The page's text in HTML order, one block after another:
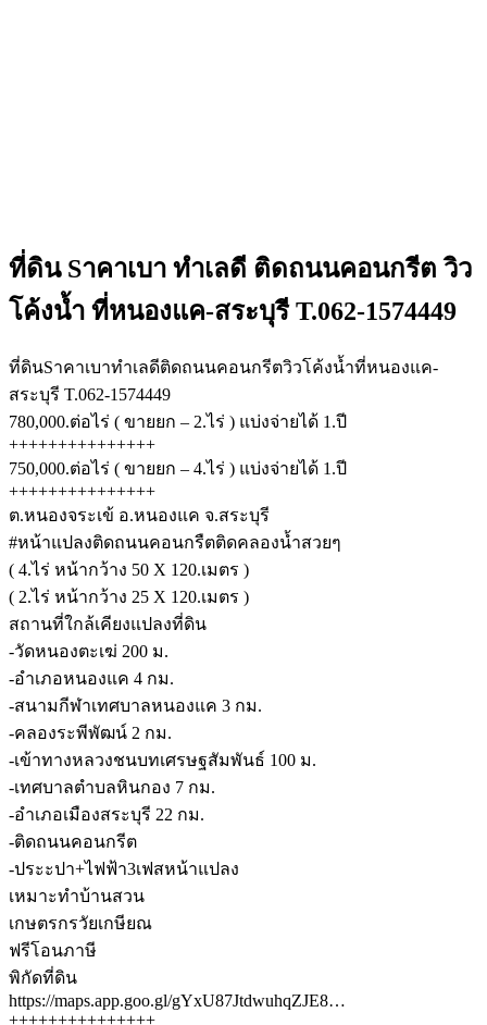
ที่ดิน Sาคาเบา ทำเลดี ติดถนนคอนกรีต วิว
โค้งน้ำ ที่หนองแค-สระบุรี T.062-1574449
ที่ดินSาคาเบาทำเลดีติดถนนคอนกรีตวิวโค้งน้ำที่หนองแค-
สระบุรี T.062-1574449
780,000.ต่อไร่ ( ขายยก – 2.ไร่ ) แบ่งจ่ายได้ 1.ปี
+++++++++++++++
750,000.ต่อไร่ ( ขายยก – 4.ไร่ ) แบ่งจ่ายได้ 1.ปี
+++++++++++++++
ต.หนองจระเข้ อ.หนองแค จ.สระบุรี
#หน้าแปลงติดถนนคอนกรืตติดคลองน้ำสวยๆ
( 4.ไร่ หน้ากว้าง 50 X 120.เมตร )
( 2.ไร่ หน้ากว้าง 25 X 120.เมตร )
สถานที่ใกล้เคียงแปลงที่ดิน
-วัดหนองตะเฆ่ 200 ม.
-อำเภอหนองแค 4 กม.
-สนามกีฬาเทศบาลหนองแค 3 กม.
-คลองระพีพัฒน์ 2 กม.
-เข้าทางหลวงชนบทเศรษฐสัมพันธ์ 100 ม.
-เทศบาลตำบลหินกอง 7 กม.
-อำเภอเมืองสระบุรี 22 กม.
-ติดถนนคอนกรีต
-ประะปา+ไฟฟ้า3เฟสหน้าแปลง
เหมาะทำบ้านสวน
เกษตรกรวัยเกษียณ
ฟรีโอนภาษี
พิกัดที่ดิน
https://maps.app.goo.gl/gYxU87JtdwuhqZJE8…
+++++++++++++++